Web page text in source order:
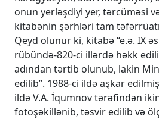
onun yerləşdiyi yer, tərcüməsi
kitabənin şərhləri tam
Qeyd olunur ki, kitabə “e.ə. IX
rübündə-820-ci illərdə həkk
adından tərtib olunub, lakin
edilib”. 1988-ci ildə aşkar
ildə V.A. İqumnov tərəfindən
fotoşəkillənib, təsvir edilib və